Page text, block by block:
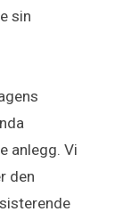
sin
anlegg. Vi
den